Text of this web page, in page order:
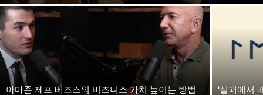
아마존 제프 베조스의 비즈니스 가치 높이는 방법 ‘실패에서